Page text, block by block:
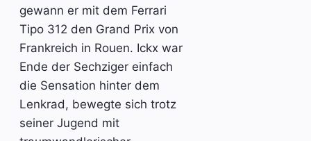
gewann er mit dem Ferrari
Tipo 312 den Grand Prix von
Frankreich in Rouen. Ickx war
Ende der Sechziger einfach
die Sensation hinter dem
Lenkrad, bewegte sich trotz
seiner Jugend mit